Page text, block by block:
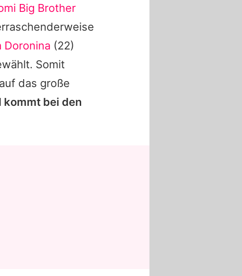
Big Brother
Doronina (22)
Somit
das große
kommt bei den